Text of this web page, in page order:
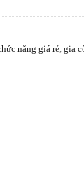
năng giá rẻ,gia